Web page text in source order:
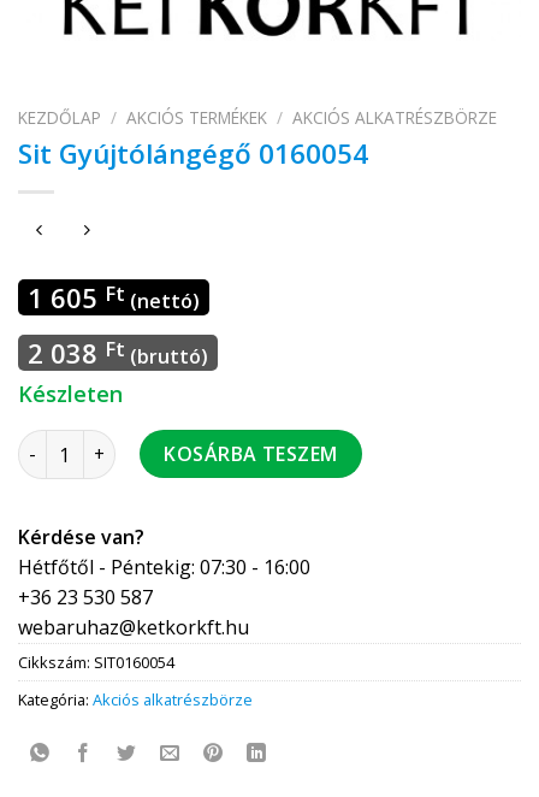
KEZDŐLAP / AKCIÓS TERMÉKEK / AKCIÓS ALKATRÉSZBÖRZE
Sit Gyújtólángégő 0160054
1 605 Ft (nettó)
2 038 Ft (bruttó)
Készleten
Sit Gyújtólángégő 0160054 mennyiség
KOSÁRBA TESZEM
Kérdése van?
Hétfőtől - Péntekig: 07:30 - 16:00
+36 23 530 587
webaruhaz@ketkorkft.hu
Cikkszám: SIT0160054
Kategória: Akciós alkatrészbörze